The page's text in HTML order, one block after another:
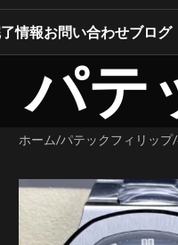
情報お問い合わせブログ
パテ
ホーム パテックフィリップ